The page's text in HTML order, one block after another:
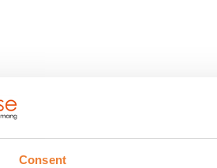
Consent